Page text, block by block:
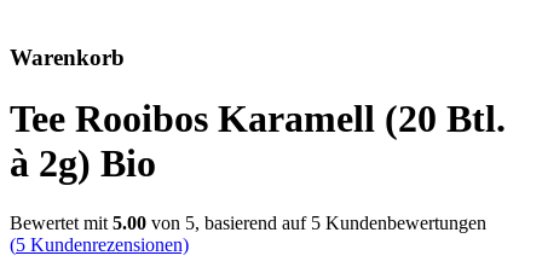
Warenkorb
Tee Rooibos Karamell (20 Btl.
à 2g) Bio
Bewertet mit 5.00 von 5, basierend auf 5 Kundenbewertungen
(5 Kundenrezensionen)